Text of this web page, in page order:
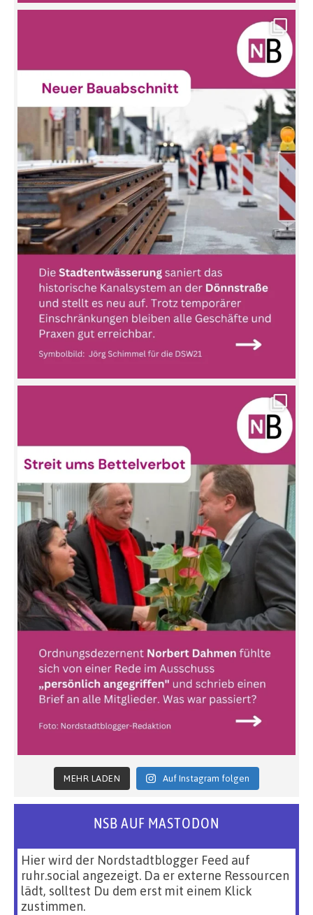
MEHR LADEN Auf Instagram folgen
NSB AUF MASTODON
Hier wird der Nordstadtblogger Feed auf
ruhr.social angezeigt. Da er externe Ressourcen
lädt, solltest Du dem erst mit einem Klick
zustimmen.